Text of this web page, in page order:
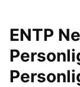
ENTP